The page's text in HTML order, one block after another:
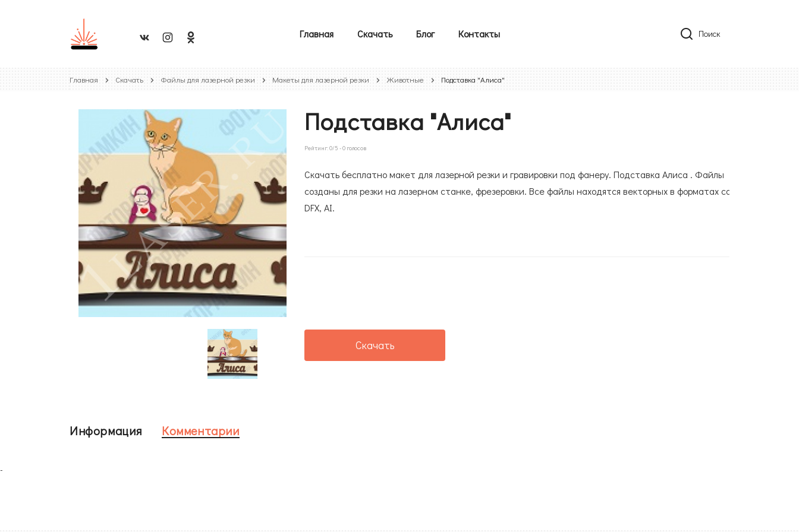
Главная Скачать Блог Контакты Поиск
Главная Скачать Файлы для лазерной резки Макеты для лазерной резки Животные Подставка "Алиса"
Подставка "Алиса"
Рейтинг:0/5 -0 голосов
Скачать бесплатно макет для лазерной резки и гравировки под фанеру. Подставка Алиса . Файлы
созданы для резки на лазерном станке, фрезеровки. Все файлы находятся векторных в форматах cdr,
DFX, AI.
Скачать
Информация Комментарии
-